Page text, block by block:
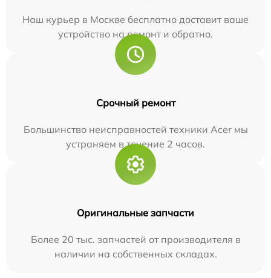
Наш курьер в Москве бесплатно доставит ваше
устройство на ремонт и обратно.
Срочный ремонт
Большинство неисправностей техники Acer мы
устраняем в течение 2 часов.
Оригинальные запчасти
Более 20 тыс. запчастей от производителя в
наличии на собственных складах.